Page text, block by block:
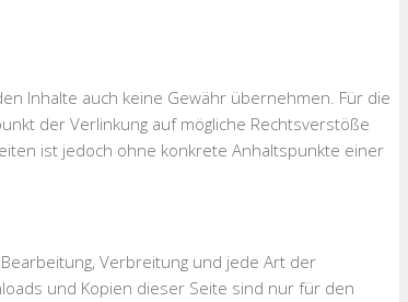
Inhalte auch keine Gewähr übernehmen. Für die
der Verlinkung auf mögliche Rechtsverstöße
ist jedoch ohne konkrete Anhaltspunkte einer
Verbreitung und jede Art der
und Kopien dieser Seite sind nur für den